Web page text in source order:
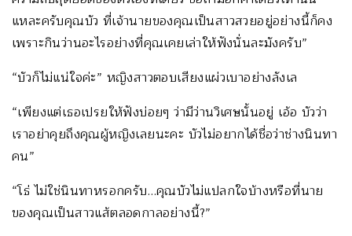
แหละครับคุณบัว ที่เจ้านายของคุณเป็นสาวสวยอยู่อย่างนี้ก็คง
เพราะกินว่านอะไรอย่างที่คุณเคยเล่าให้ฟังนั่นละมังครับ”
“บัวก็ไม่แน่ใจค่ะ” หญิงสาวตอบเสียงแผ่วเบาอย่างลังเล
“เพียงแต่เธอเปรยให้ฟังบ่อยๆ ว่ามีว่านวิเศษนั้นอยู่ เอ้อ บัวว่า
เราอย่าคุยถึงคุณผู้หญิงเลยนะคะ บัวไม่อยากได้ชื่อว่าช่างนินทา
คน”
“โธ่ ไม่ใช่นินทาหรอกครับ…คุณบัวไม่แปลกใจบ้างหรือที่นาย
ของคุณเป็นสาวแส้ตลอดกาลอย่างนี้?”